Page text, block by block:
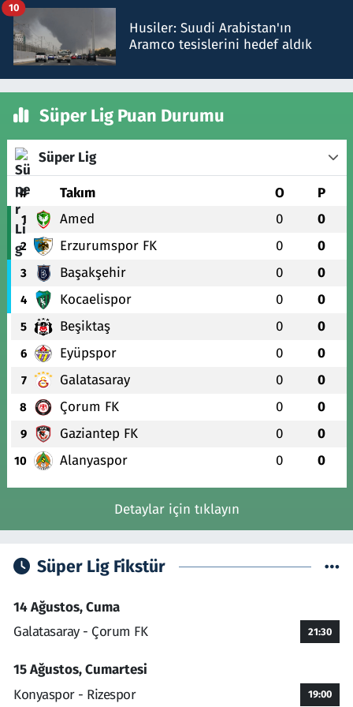
Husiler: Suudi Arabistan'ın
Aramco tesislerini hedef aldık
10
Süper Lig Puan Durumu
Süper Lig
# Takım O P
1 Amed 0 0
2 Erzurumspor FK 0 0
3 Başakşehir 0 0
4 Kocaelispor 0 0
5 Beşiktaş 0 0
6 Eyüpspor 0 0
7 Galatasaray 0 0
8 Çorum FK 0 0
9 Gaziantep FK 0 0
10 Alanyaspor 0 0
Detaylar için tıklayın
Süper Lig Fikstür
14 Ağustos, Cuma
Galatasaray - Çorum FK
21:30
15 Ağustos, Cumartesi
Konyaspor - Rizespor
19:00